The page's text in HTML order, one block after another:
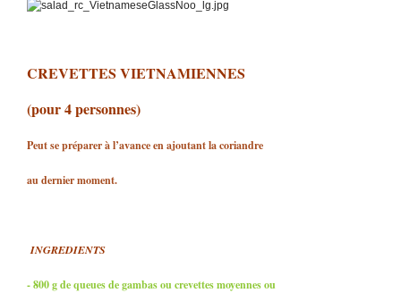
CREVETTES VIETNAMIENNES
(pour 4 personnes)
Peut se préparer à l’avance en ajoutant la coriandre
au dernier moment.
INGREDIENTS
- 800 g de queues de gambas ou crevettes moyennes ou